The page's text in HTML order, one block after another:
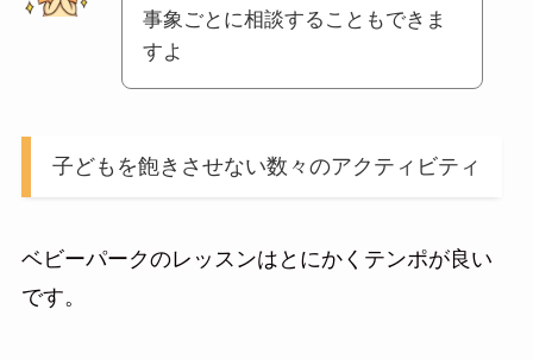
事象ごとに相談することもできま
すよ
子どもを飽きさせない数々のアクティビティ
ベビーパークのレッスンはとにかくテンポが良い
です。